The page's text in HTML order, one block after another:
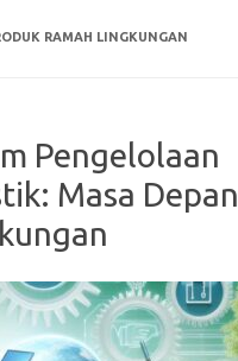
RAMAH LINGKUNGAN
Pengelolaan
Masa Depan